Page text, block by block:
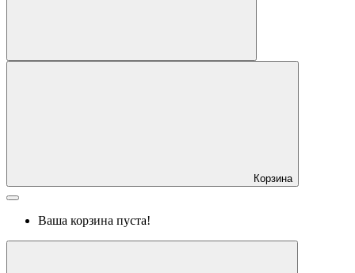
Корзина
Ваша корзина пуста!